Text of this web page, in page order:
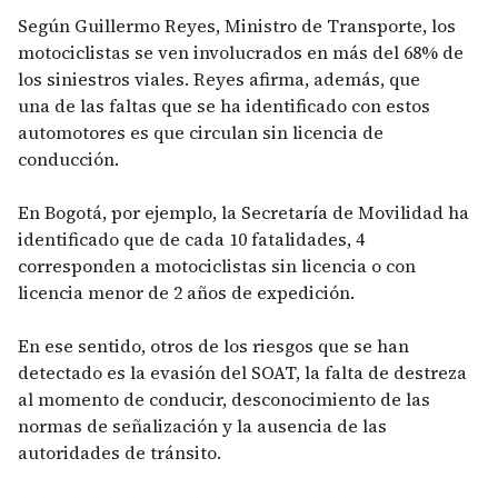
Según Guillermo Reyes, Ministro de Transporte, los
motociclistas se ven involucrados en más del 68% de
los siniestros viales. Reyes afirma, además, que
una de las faltas que se ha identificado con estos
automotores es que circulan sin licencia de
conducción.
En Bogotá, por ejemplo, la Secretaría de Movilidad ha
identificado que de cada 10 fatalidades, 4
corresponden a motociclistas sin licencia o con
licencia menor de 2 años de expedición.
En ese sentido, otros de los riesgos que se han
detectado es la evasión del SOAT, la falta de destreza
al momento de conducir, desconocimiento de las
normas de señalización y la ausencia de las
autoridades de tránsito.